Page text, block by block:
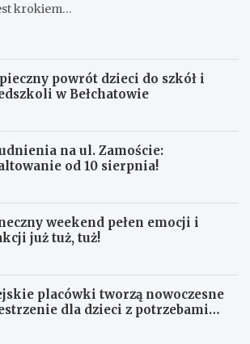
krokiem…
powrót dzieci do szkół i
w Bełchatowie
na ul. Zamoście:
od 10 sierpnia!
weekend pełen emocji i
już tuż, tuż!
placówki tworzą nowoczesne
dla dzieci z potrzebami